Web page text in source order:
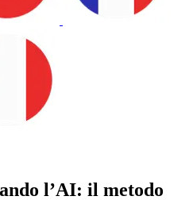
l’AI: il metodo